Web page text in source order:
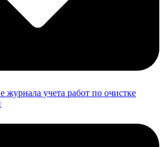
журнала учета работ по очистке